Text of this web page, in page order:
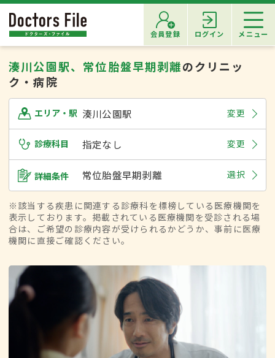
会員登録 ログイン メニュー
湊川公園駅、常位胎盤早期剥離のクリニッ
ク・病院
エリア・駅 湊川公園駅 変更
診療科目 指定なし 変更
詳細条件 常位胎盤早期剥離 選択
※該当する疾患に関連する診療科を標榜している医療機関を
表示しております。掲載されている医療機関を受診される場
合は、ご希望の診療内容が受けられるかどうか、事前に医療
機関に直接ご確認ください。